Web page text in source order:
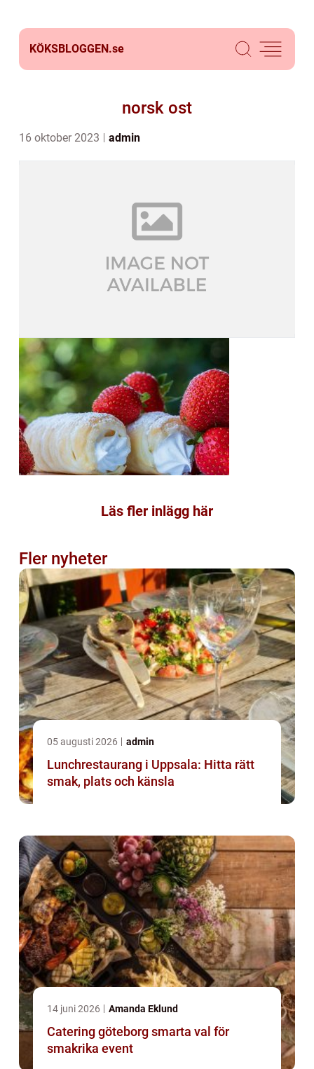
KÖKSBLOGGEN.se
norsk ost
16 oktober 2023 admin
Läs fler inlägg här
Fler nyheter
05 augusti 2026 admin
Lunchrestaurang i Uppsala: Hitta rätt
smak, plats och känsla
14 juni 2026 Amanda Eklund
Catering göteborg smarta val för
smakrika event